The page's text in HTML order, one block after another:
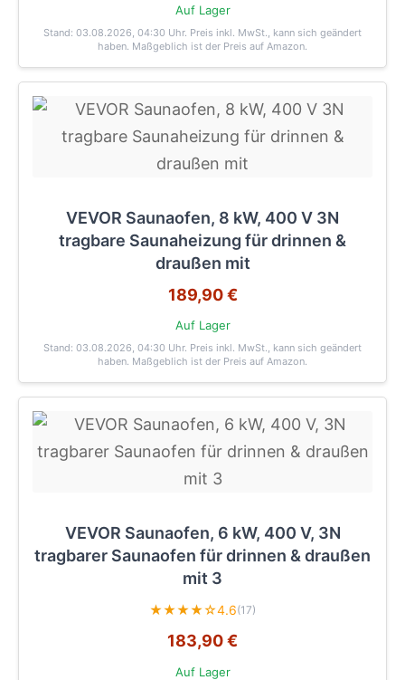
Auf Lager
Stand: 03.08.2026, 04:30 Uhr. Preis inkl. MwSt., kann sich geändert
haben. Maßgeblich ist der Preis auf Amazon.
VEVOR Saunaofen, 8 kW, 400 V 3N
tragbare Saunaheizung für drinnen &
draußen mit
189,90 €
Auf Lager
Stand: 03.08.2026, 04:30 Uhr. Preis inkl. MwSt., kann sich geändert
haben. Maßgeblich ist der Preis auf Amazon.
VEVOR Saunaofen, 6 kW, 400 V, 3N
tragbarer Saunaofen für drinnen & draußen
mit 3
★★★★☆4.6(17)
183,90 €
Auf Lager